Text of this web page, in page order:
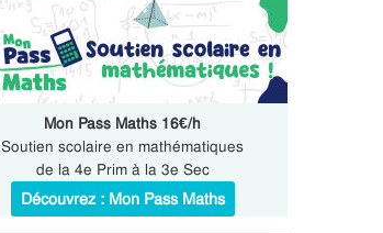
Mon Pass Maths 16€/h
Soutien scolaire en mathématiques
de la 4e Prim à la 3e Sec
Découvrez : Mon Pass Maths